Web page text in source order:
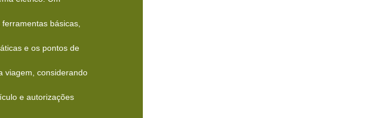
básicas,
e os pontos de
viagem, considerando
e autorizações